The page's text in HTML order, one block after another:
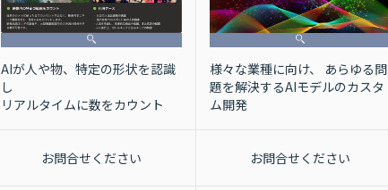
AIが人や物、特定の形状を認識
し
リアルタイムに数をカウント
様々な業種に向け、 あらゆる問
題を解決するAIモデルのカスタ
ム開発
お問合せください お問合せください